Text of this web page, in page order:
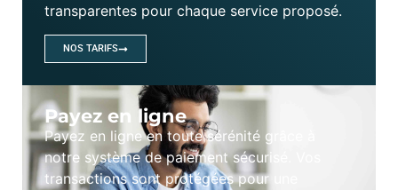
transparentes pour chaque service proposé.
NOS TARIFS
Payez en ligne
Payez en ligne en toute sérénité grâce à
notre système de paiement sécurisé. Vos
transactions sont protégées pour une